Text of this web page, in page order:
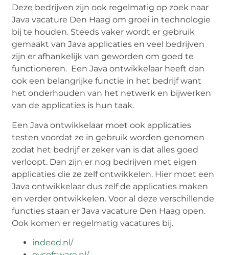
Deze bedrijven zijn ook regelmatig op zoek naar
Java vacature Den Haag om groei in technologie
bij te houden. Steeds vaker wordt er gebruik
gemaakt van Java applicaties en veel bedrijven
zijn er afhankelijk van geworden om goed te
functioneren. Een Java ontwikkelaar heeft dan
ook een belangrijke functie in het bedrijf want
het onderhouden van het netwerk en bijwerken
van de applicaties is hun taak.
Een Java ontwikkelaar moet ook applicaties
testen voordat ze in gebruik worden genomen
zodat het bedrijf er zeker van is dat alles goed
verloopt. Dan zijn er nog bedrijven met eigen
applicaties die ze zelf ontwikkelen. Hier moet een
Java ontwikkelaar dus zelf de applicaties maken
en verder ontwikkelen. Voor al deze verschillende
functies staan er Java vacature Den Haag open.
Ook komen er regelmatig vacatures bij.
indeed.nl/